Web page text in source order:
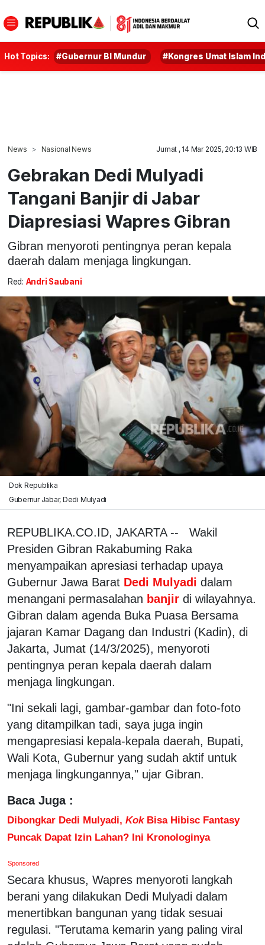
Hot Topics: #Gubernur BI Mundur #Kongres Umat Islam
News Nasional News Jumat , 14 Mar 2025, 20:13 WIB
Gebrakan Dedi Mulyadi
Tangani Banjir di Jabar
Diapresiasi Wapres Gibran
Gibran menyoroti pentingnya peran kepala
daerah dalam menjaga lingkungan.
Red: Andri Saubani
Dok Republika
Gubernur Jabar, Dedi Mulyadi
REPUBLIKA.CO.ID, JAKARTA -- Wakil
Presiden Gibran Rakabuming Raka
menyampaikan apresiasi terhadap upaya
Gubernur Jawa Barat Dedi Mulyadi dalam
menangani permasalahan banjir di wilayahnya.
Gibran dalam agenda Buka Puasa Bersama
jajaran Kamar Dagang dan Industri (Kadin), di
Jakarta, Jumat (14/3/2025), menyoroti
pentingnya peran kepala daerah dalam
menjaga lingkungan.
"Ini sekali lagi, gambar-gambar dan foto-foto
yang ditampilkan tadi, saya juga ingin
mengapresiasi kepala-kepala daerah, Bupati,
Wali Kota, Gubernur yang sudah aktif untuk
menjaga lingkungannya," ujar Gibran.
Baca Juga :
Dibongkar Dedi Mulyadi, KokBisa Hibisc Fantasy
Puncak Dapat Izin Lahan? Ini Kronologinya
Sponsored
Secara khusus, Wapres menyoroti langkah
berani yang dilakukan Dedi Mulyadi dalam
menertibkan bangunan yang tidak sesuai
regulasi. "Terutama kemarin yang paling viral